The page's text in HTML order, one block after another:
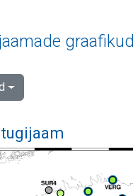
graafikud